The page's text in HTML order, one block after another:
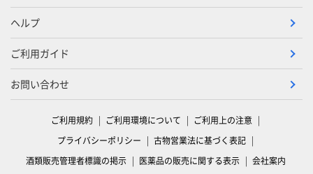
ヘルプ
ご利用ガイド
お問い合わせ
ご利用規約 ご利用環境について
ご利用上の注意
プライバシーポリシー
古物営業法に基づく表記
酒類販売管理者標識の掲示
医薬品の販売に関する表示 会社案内